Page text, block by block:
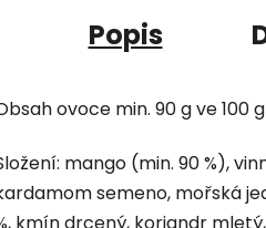
Popis
ovoce min. 90 g ve 100
mango (min. 90 %),
semeno, mořská
kmín drcený, koriandr